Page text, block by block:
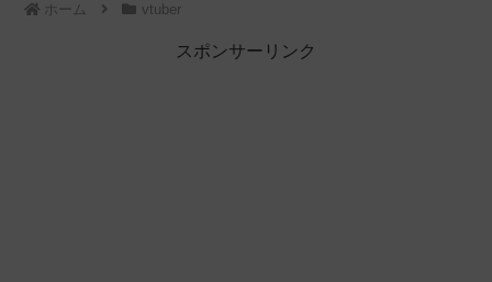
ホーム vtuber
スポンサーリンク